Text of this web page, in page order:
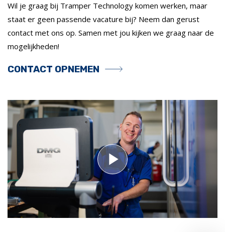
Wil je graag bij Tramper Technology komen werken, maar
staat er geen passende vacature bij? Neem dan gerust
contact met ons op. Samen met jou kijken we graag naar de
mogelijkheden!
CONTACT OPNEMEN
Play
Video